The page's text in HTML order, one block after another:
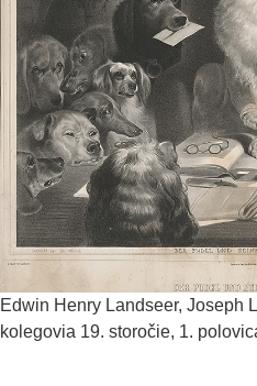
Edwin Henry Landseer, Joseph
kolegovia 19. storočie, 1.